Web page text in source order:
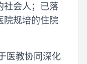
社会人；已落
院规培的住院
医教协同深化